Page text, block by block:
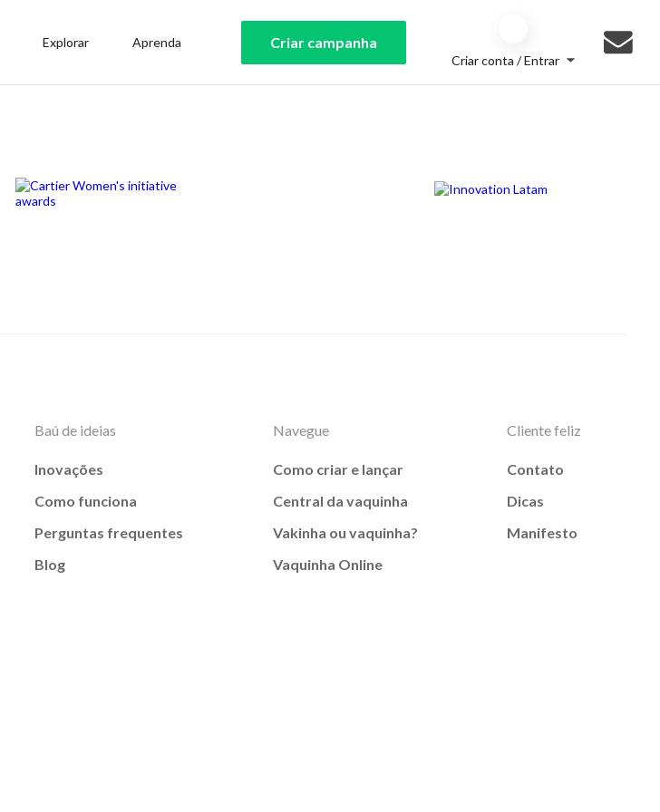
Explorar Aprenda Criar campanha
Criar conta / Entrar
Baú de ideias
Inovações
Como funciona
Perguntas frequentes
Blog
Navegue
Como criar e lançar
Central da vaquinha
Vakinha ou vaquinha?
Vaquinha Online
Cliente feliz
Contato
Dicas
Manifesto